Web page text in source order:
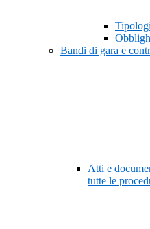
Bandi di gara e
Atti e
tutte le